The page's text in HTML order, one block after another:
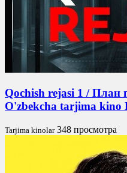
Qochish rejasi 1 / План
O'zbekcha tarjima kino
Tarjima kinolar 348 просмотра